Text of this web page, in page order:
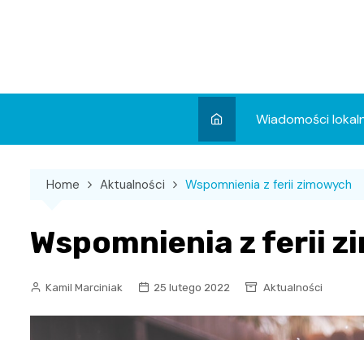
Wiadomości
Wydarzenia
Sport
Home Aktualności Wspomnienia z ferii zimowych
Wspomnienia z ferii
Kamil Marciniak 25 lutego 2022 Aktualności